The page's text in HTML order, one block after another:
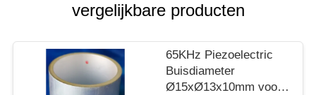
vergelijkbare producten
65KHz Piezoelectric
Buisdiameter
Ø15xØ13x10mm voor